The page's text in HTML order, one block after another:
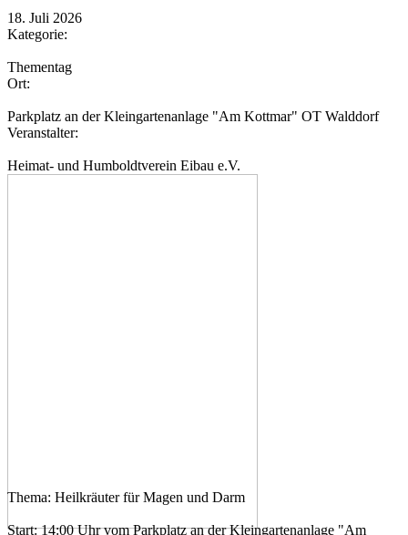
18. Juli 2026
Kategorie:
Thementag
Ort:
Parkplatz an der Kleingartenanlage "Am Kottmar" OT Walddorf
Veranstalter:
Heimat- und Humboldtverein Eibau e.V.
Thema: Heilkräuter für Magen und Darm
Start: 14:00 Uhr vom Parkplatz an der Kleingartenanlage "Am